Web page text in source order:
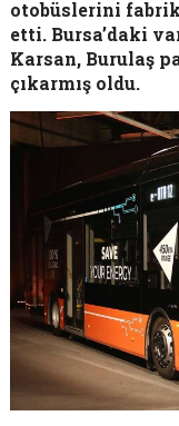
otobüslerini
etti. Bursa’daki
Karsan, Burulaş
çıkarmış oldu.